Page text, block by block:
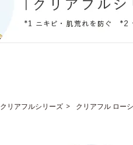
クリアフルシリーズ クリアフル ロー